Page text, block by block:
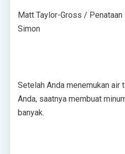
Matt Taylor-Gross / Penataan
Simon
Setelah Anda menemukan air
Anda, saatnya membuat
banyak.